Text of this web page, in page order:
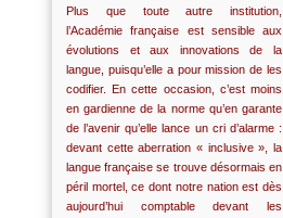
Plus que toute autre institution,
l’Académie française est sensible aux
évolutions et aux innovations de la
langue, puisqu’elle a pour mission de les
codifier. En cette occasion, c’est moins
en gardienne de la norme qu’en garante
de l’avenir qu’elle lance un cri d’alarme :
devant cette aberration « inclusive », la
langue française se trouve désormais en
péril mortel, ce dont notre nation est dès
aujourd’hui comptable devant les